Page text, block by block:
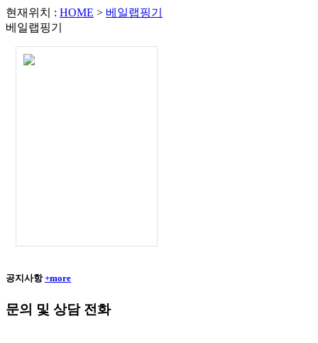
현재위치 : HOME > 베일랩핑기
베일랩핑기
공지사항+more
문의 및 상담 전화